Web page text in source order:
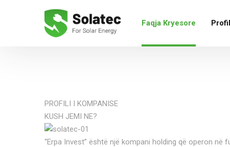
Faqja Kryesore
PROFILI I KOMPANISE
KUSH JEMI NE?
“Erpa Invest” është një kompani holding që operon